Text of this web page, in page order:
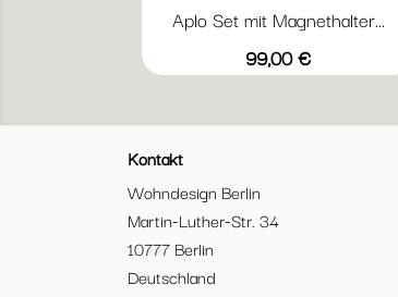
Aplo Set mit Magnethalter...
Preis
99,00 €
Vorschau
Acapulcoblau
Anthrazit
HonigKaktus
Kontakt
Wohndesign Berlin
Martin-Luther-Str. 34
10777 Berlin
Deutschland